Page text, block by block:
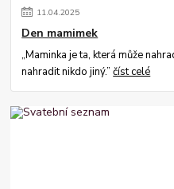
11.04.2025
Den mamimek
„Maminka je ta, která může
nahradit nikdo jiný.”číst celé